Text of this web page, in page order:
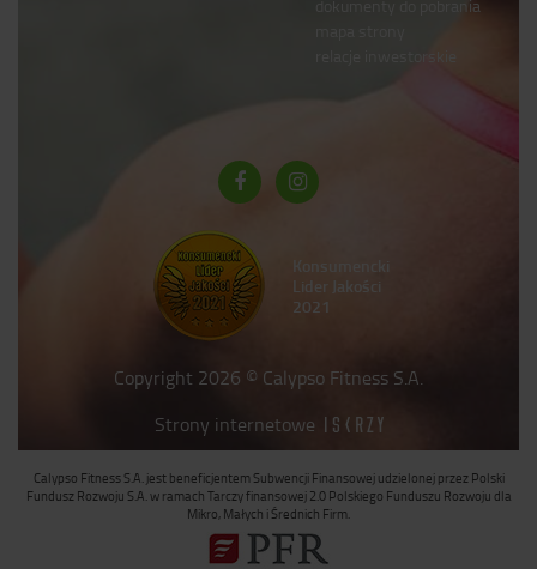
dokumenty do pobrania
Konsumencki
Lider Jakości
2021
Copyright 2026 © Calypso Fitness S.A.
Strony internetowe
Calypso Fitness S.A. jest beneficjentem Subwencji Finansowej udzielonej przez Polski
Fundusz Rozwoju S.A. w ramach Tarczy finansowej 2.0 Polskiego Funduszu Rozwoju dla
Mikro, Małych i Średnich Firm.